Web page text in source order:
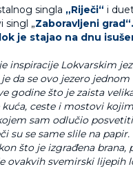
singla „Riječi“ i
singl „Zaboravljeni
je stajao na dnu
inspiracije Lokvarskim
da se ovo jezero
godine što je zaista
ceste i mostovi
sam odlučio
su se same slile na
što je izgrađena
ovakvih svemirski lijepih